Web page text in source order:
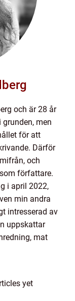
och är 28 år
men
för att
Därför
och
författare.
i april 2022,
min andra
intresserad av
uppskattar
mat
yet